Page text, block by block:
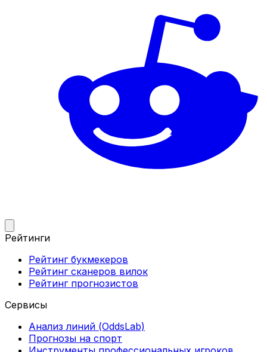
Рейтинги
Рейтинг букмекеров
Рейтинг сканеров вилок
Рейтинг прогнозистов
Сервисы
Анализ линий (OddsLab)
Прогнозы на спорт